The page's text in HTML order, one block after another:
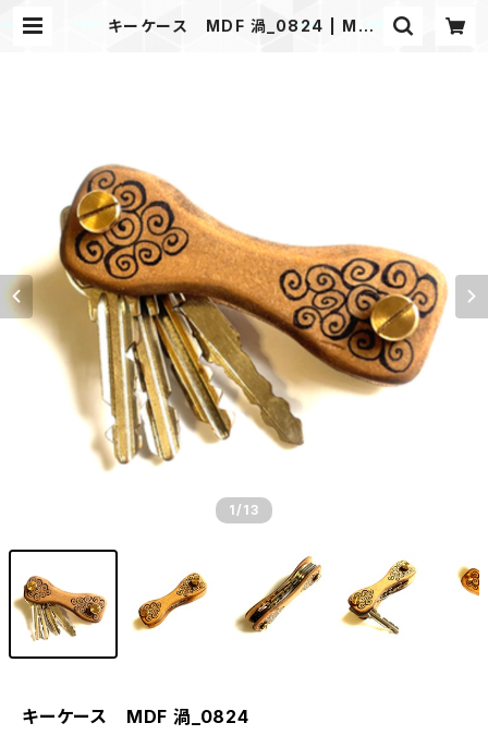
キーケース MDF 渦_0824 | Mas
1 /13
キーケース MDF 渦_0824